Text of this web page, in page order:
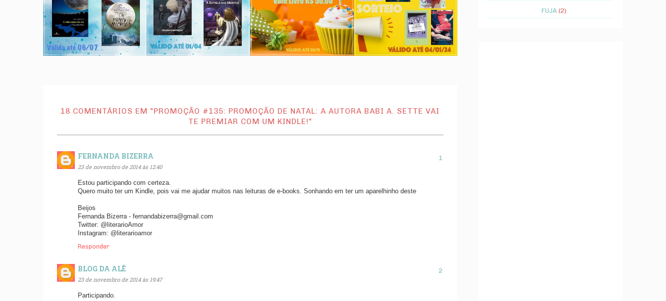
18 COMENTÁRIOS EM "PROMOÇÃO #135: PROMOÇÃO DE NATAL: A AUTORA BABI A. SETTE VAI
TE PREMIAR COM UM KINDLE!"
FERNANDA BIZERRA
23 de novembro de 2014 às 12:40
Estou participando com certeza.
Quero muito ter um Kindle, pois vai me ajudar muitos nas leituras de e-books. Sonhando em ter um aparelhinho deste
Beijos
Fernanda Bizerra - fernandabizerra@gmail.com
Twitter: @literarioAmor
Instagram: @literarioamor
Responder
BLOG DA ALÊ
23 de novembro de 2014 às 19:47
Participando.
FUJA (2)